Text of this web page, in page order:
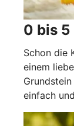
0 bis 5
Schon die
einem
einfach